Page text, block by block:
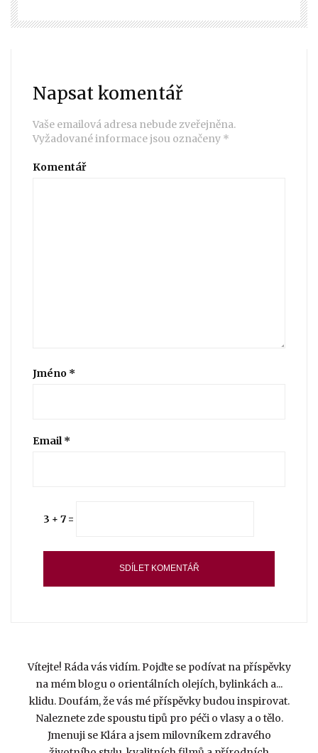
Napsat komentář
Vaše emailová adresa nebude zveřejněna.
Vyžadované informace jsou označeny *
Komentář
Jméno *
Email*
3 + 7 =
Vítejte! Ráda vás vidím. Pojďte se podívat na příspěvky
na mém blogu o orientálních olejích, bylinkách a...
klidu. Doufám, že vás mé příspěvky budou inspirovat.
Naleznete zde spoustu tipů pro péči o vlasy a o tělo.
Jmenuji se Klára a jsem milovníkem zdravého